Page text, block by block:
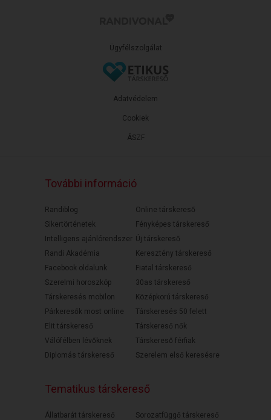
Ügyfélszolgálat
ÁSZF
Adatvédelem
Cookiek
További információ
Randiblog
Sikertörténetek
Intelligens ajánlórendszer
Randi Akadémia
Facebook oldalunk
Szerelmi horoszkóp
Társkeresés mobilon
Párkeresők most online
Elit társkereső
Válófélben lévőknek
Diplomás társkereső
Online társkereső
Fényképes társkereső
Új társkereső
Keresztény társkereső
Fiatal társkereső
30as társkereső
Középkorú társkereső
Társkeresés 50 felett
Társkereső nők
Társkereső férfiak
Szerelem első keresésre
Tematikus társkereső
Állatbarát társkereső
Sorozatfüggő társkereső